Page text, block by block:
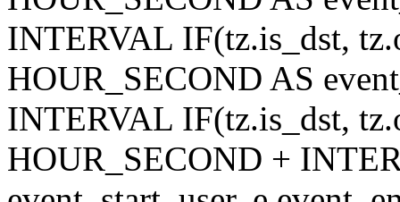
INTERVAL IF(tz.is_dst,
HOUR_SECOND AS
INTERVAL IF(tz.is_dst,
HOUR_SECOND +